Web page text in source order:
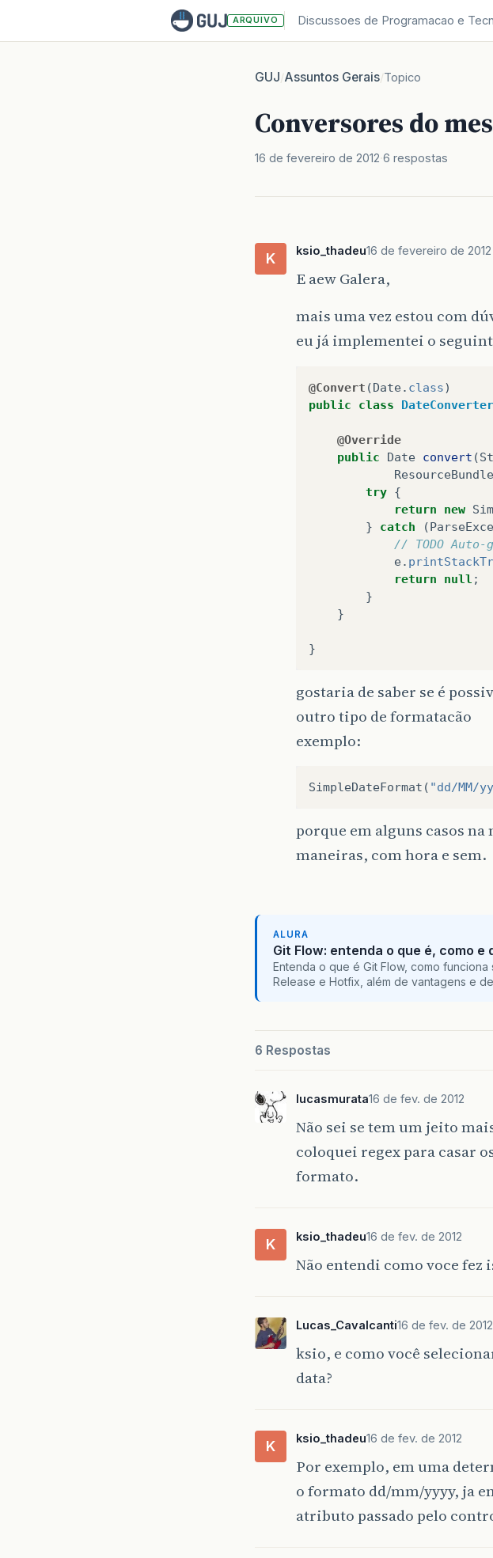
ARQUIVO Discussoes de Programacao e
GUJ/Assuntos Gerais/Topico
Conversores do
16 de fevereiro de 2012 6 respostas
K ksio_thadeu16 de fevereiro de 2012
E aew Galera,
mais uma vez estou com
eu já implementei o
@Convert (Date. class)
public
class DateConverter
@Override
public
Date convert (
ResourceBundle
try {
return
new
}
catch (
// TODO
e.
return
null ;
}
}
}
gostaria de saber se é
outro tipo de formatacão
exemplo:
SimpleDateFormat ( "dd/MM/
porque em alguns casos
maneiras, com hora e sem.
ALURA
Git Flow: entenda o que é, como e
Entenda o que é Git Flow, como
Release e Hotfix, além de vantagens e
6 Respostas
lucasmurata16 de fev. de 2012
Não sei se tem um jeito
coloquei regex para casar
formato.
K ksio_thadeu16 de fev. de 2012
Não entendi como voce fez
Lucas_Cavalcanti16 de fev. de 2012
ksio, e como você
data?
K ksio_thadeu16 de fev. de 2012
Por exemplo, em uma
o formato dd/mm/yyyy, ja
atributo passado pelo